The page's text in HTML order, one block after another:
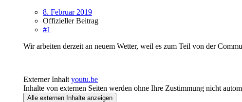
8. Februar 2019
Offizieller Beitrag
#1
Wir arbeiten derzeit an neuem Wetter, weil es zum Teil von der
Externer Inhalt youtu.be
Inhalte von externen Seiten werden ohne Ihre Zustimmung nicht
Alle externen Inhalte anzeigen